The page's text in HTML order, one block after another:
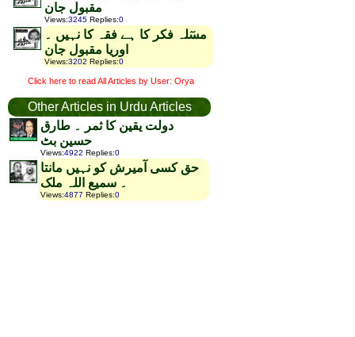
مقبول جان
Views:3245 Replies:0
مسٓلہ فکر کا ہے فقہ کا نہیں ۔
اوریا مقبول جان
Views:3202 Replies:0
Click here to read All Articles by User: Orya
Other Articles in Urdu Articles
دولت یقین کا ثمر ۔ طارق
حسین بٹ
Views:4922 Replies:0
حق کسی آمیرش کو نہیں مانتا
۔ سمیع اللہ ملک
Views:4877 Replies:0